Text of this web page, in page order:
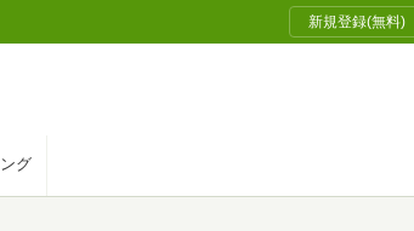
新規登録(無料)
グ